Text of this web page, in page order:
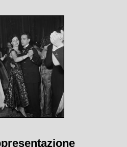
con la quale è
stagione lirica 1957-
Scala